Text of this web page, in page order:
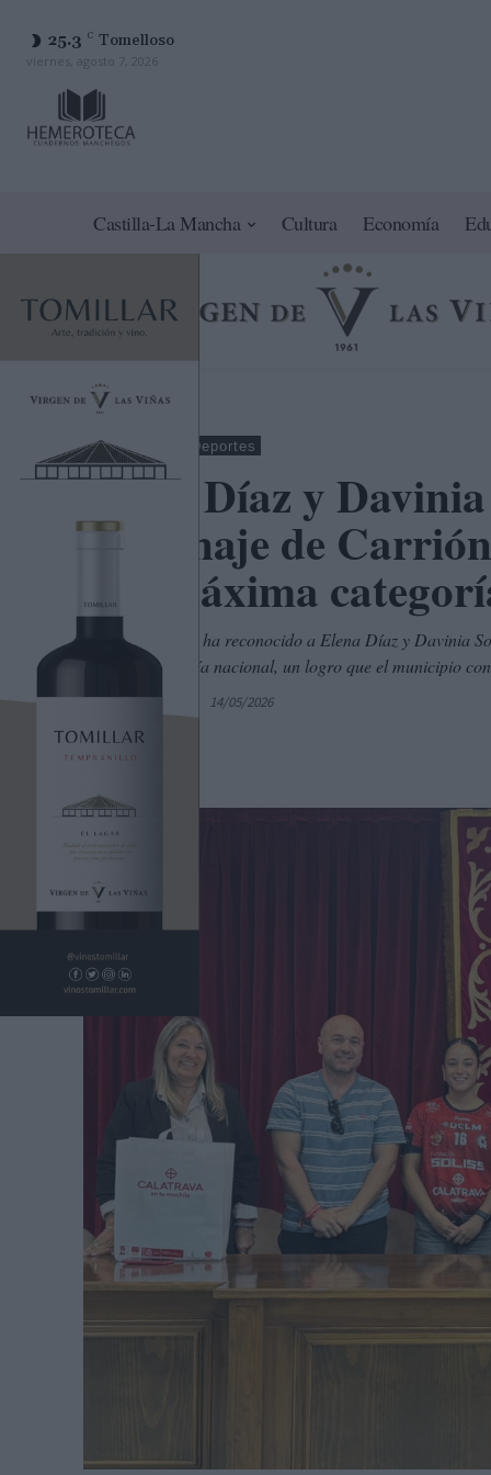
25.3 C Tomelloso
viernes, agosto 7, 2026
Castilla-La Mancha Cultura Economía
Ciudad Real Deportes
Elena Díaz y
homenaje de
a la máxima
El Ayuntamiento ha reconocido a Elena Díaz y Davinia
máxima categoría nacional, un logro que el municipio
Por C. Manchegos 14/05/2026